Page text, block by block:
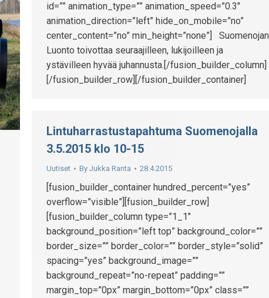
id=”” animation_type=”” animation_speed=”0.3″
animation_direction=”left” hide_on_mobile=”no”
center_content=”no” min_height=”none”] Suomenojan
Luonto toivottaa seuraajilleen, lukijoilleen ja
ystävilleen hyvää juhannusta.[/fusion_builder_column]
[/fusion_builder_row][/fusion_builder_container]
Lintuharrastustapahtuma Suomenojalla
3.5.2015 klo 10-15
Uutiset By Jukka Ranta 28.4.2015
[fusion_builder_container hundred_percent=”yes”
overflow=”visible”][fusion_builder_row]
[fusion_builder_column type=”1_1″
background_position=”left top” background_color=””
border_size=”” border_color=”” border_style=”solid”
spacing=”yes” background_image=””
background_repeat=”no-repeat” padding=””
margin_top=”0px” margin_bottom=”0px” class=””